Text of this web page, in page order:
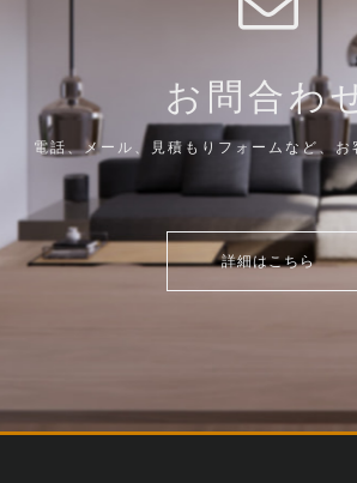
お問合わ
電話、メール、見積もりフォームなど、お
詳細はこちら